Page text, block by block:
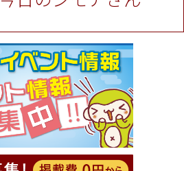
日
★ お会計より全品5％OFF（ナチ
イドショップ［マキマキ］）
日まで
初回割引 特価 VIO脱毛11,000円
ズ専門ワックス脱毛サロン Mickle
日
2】コース 3,500円→3,000円（料
放題）（創作イタリアン Pia Cu
レ））
日